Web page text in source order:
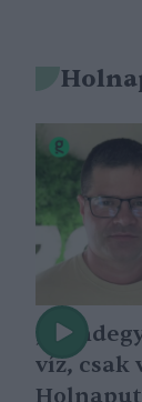
víz, csak